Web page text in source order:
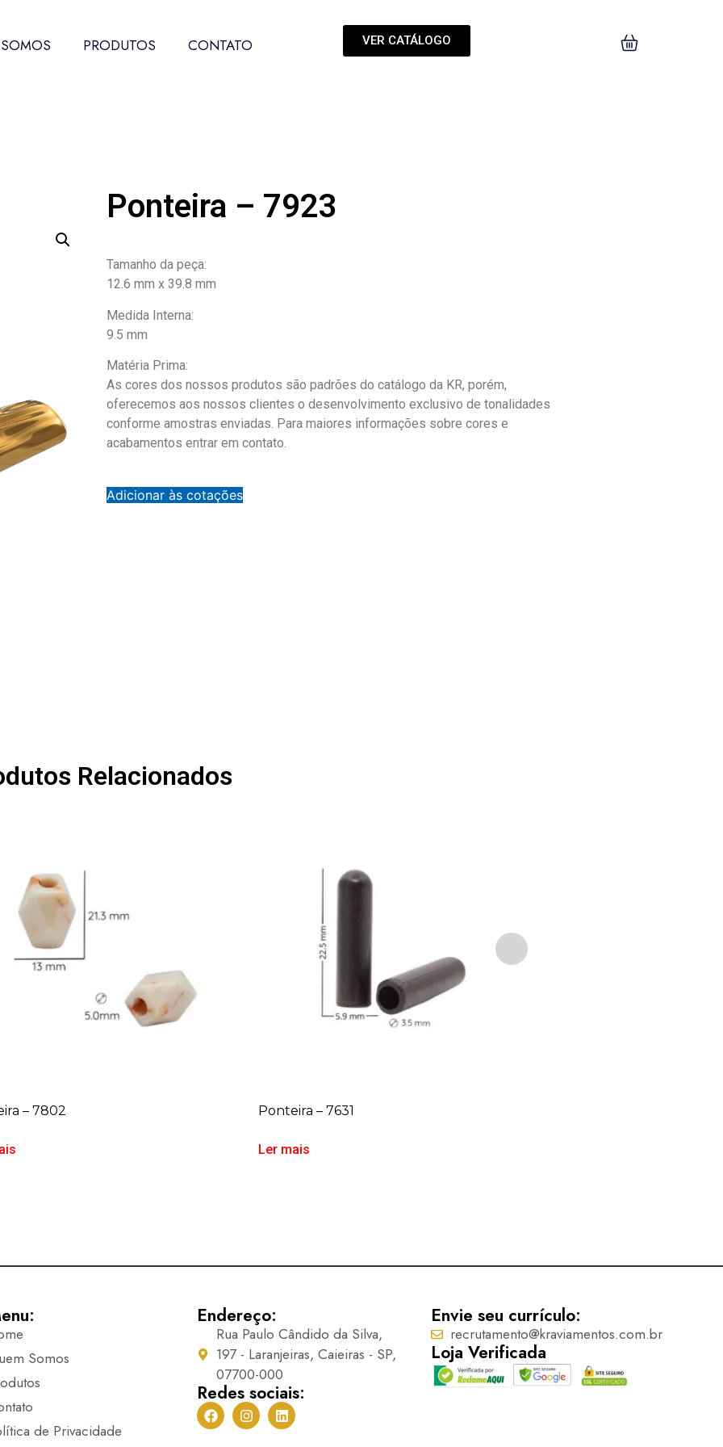
PRODUTOS CONTATO VER CATÁLOGO
Ponteira – 7923
Tamanho da peça:
12.6 mm x 39.8 mm
Medida Interna:
9.5 mm
Matéria Prima:
As cores dos nossos produtos são padrões do catálogo da KR, porém,
oferecemos aos nossos clientes o desenvolvimento exclusivo de tonalidades
conforme amostras enviadas. Para maiores informações sobre cores e
acabamentos entrar em contato.
Adicionar às cotações
Relacionados
– 7802 Ponteira – 7631
Ler mais
Somos
de Privacidade
Endereço:
Rua Paulo Cândido da Silva,
197 - Laranjeiras, Caieiras - SP,
07700-000
Redes sociais:
Envie seu currículo:
recrutamento@kraviamentos.com.br
Loja Verificada